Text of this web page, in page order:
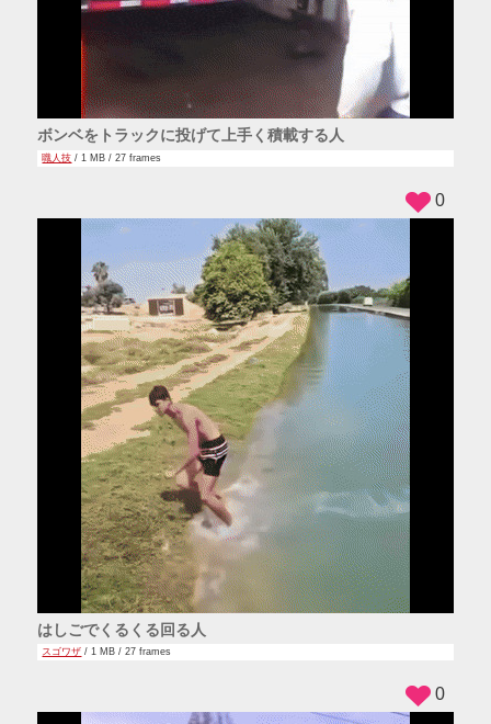
ボンベをトラックに投げて上手く積載する人
職人技 / 1 MB / 27 frames
はしごでくるくる回る人
スゴワザ / 1 MB / 27 frames
0
0